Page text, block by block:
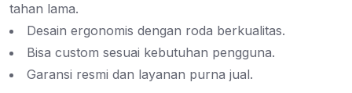
tahan lama.
Desain ergonomis dengan roda berkualitas.
Bisa custom sesuai kebutuhan pengguna.
Garansi resmi dan layanan purna jual.